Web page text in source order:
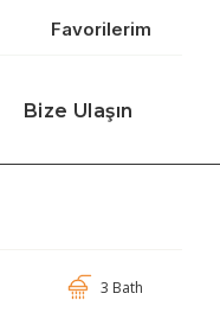
Favorilerim
Bize Ulaşın
3 Bath